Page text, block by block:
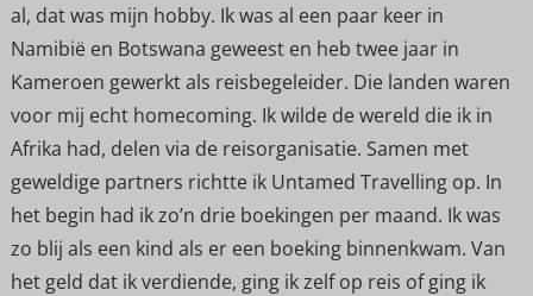
al, dat was mijn hobby. Ik was al een paar keer in
Namibië en Botswana geweest en heb twee jaar in
Kameroen gewerkt als reisbegeleider. Die landen waren
voor mij echt homecoming. Ik wilde de wereld die ik in
Afrika had, delen via de reisorganisatie. Samen met
geweldige partners richtte ik Untamed Travelling op. In
het begin had ik zo’n drie boekingen per maand. Ik was
zo blij als een kind als er een boeking binnenkwam. Van
het geld dat ik verdiende, ging ik zelf op reis of ging ik